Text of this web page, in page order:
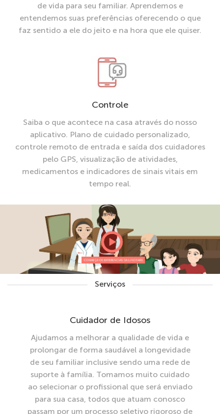
de vida para seu familiar. Aprendemos e
entendemos suas preferências oferecendo o que
faz sentido a ele do jeito e na hora que ele quiser.
Controle
Saiba o que acontece na casa através do nosso
aplicativo. Plano de cuidado personalizado,
controle remoto de entrada e saída dos cuidadores
pelo GPS, visualização de atividades,
medicamentos e indicadores de sinais vitais em
tempo real.
Serviços
Cuidador de Idosos
Ajudamos a melhorar a qualidade de vida e
prolongar de forma saudável a longevidade
de seu familiar inclusive sendo uma rede de
suporte à família. Tomamos muito cuidado
ao selecionar o profissional que será enviado
para sua casa, todos que atuam conosco
passam por um processo seletivo rigoroso de